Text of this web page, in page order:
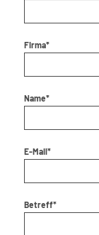
Firma*
Name*
E-Mail*
Betreff*